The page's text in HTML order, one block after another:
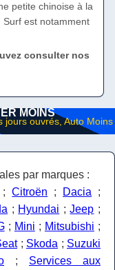
petite chinoise à la
Surf est notamment
consulter nos
MOINS
par marques :
;Citroën ; Dacia ;
; Hyundai ;Jeep ;
; Mini ; Mitsubishi ;
; Skoda ; Suzuki
; Services aux